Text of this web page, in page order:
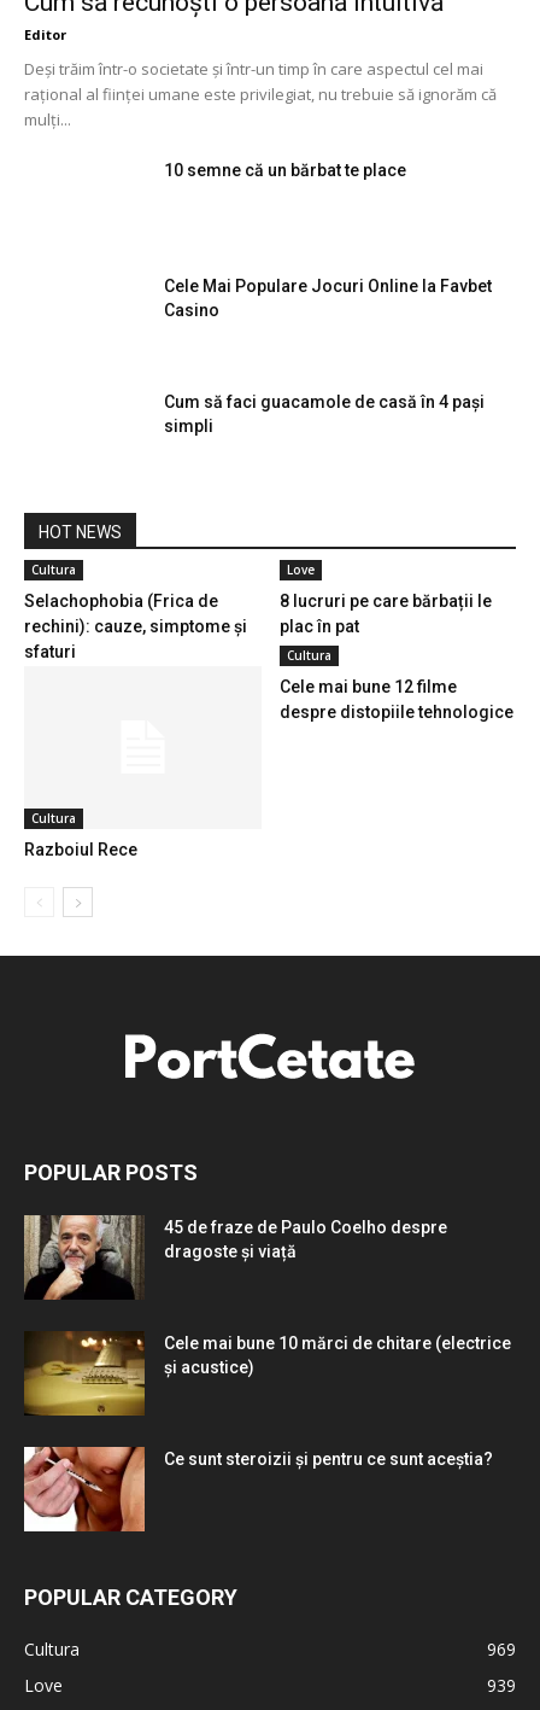
Editor
Deși trăim într-o societate și într-un timp în care aspectul cel mai
rațional al ființei umane este privilegiat, nu trebuie să ignorăm că
mulți...
10 semne că un bărbat te place
Cele Mai Populare Jocuri Online la Favbet
Casino
Cum să faci guacamole de casă în 4 pași
simpli
HOT NEWS
Cultura
Selachophobia (Frica de
rechini): cauze, simptome și
sfaturi
Love
8 lucruri pe care bărbații le
plac în pat
Cultura
Razboiul Rece
Cultura
Cele mai bune 12 filme
despre distopiile tehnologice
POPULAR POSTS
45 de fraze de Paulo Coelho despre
dragoste și viață
Cele mai bune 10 mărci de chitare (electrice
și acustice)
Ce sunt steroizii și pentru ce sunt aceștia?
POPULAR CATEGORY
Cultura
969
Love
939